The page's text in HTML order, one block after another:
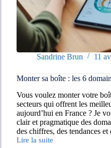
Sandrine Brun 11
Monter sa boîte : les 6
Vous voulez monter votre
secteurs qui offrent les
aujourd’hui en France ? Je
clair et pragmatique des
des chiffres, des tendances
Lire la suite
Monter